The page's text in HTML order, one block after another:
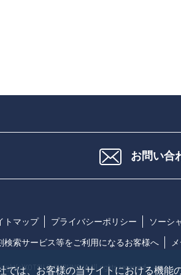
お問い合
トマップ プライバシーポリシー ソーシ
検索サービス等をご利用になるお客様へ
SHIMBUNSHA All rights reserved.
では、お客様の当サイトにおける機能